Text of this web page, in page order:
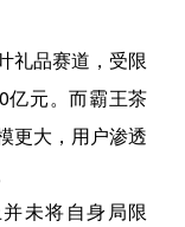
礼品赛道，受限
亿元。而霸王茶
更大，用户渗透
未将自身局限